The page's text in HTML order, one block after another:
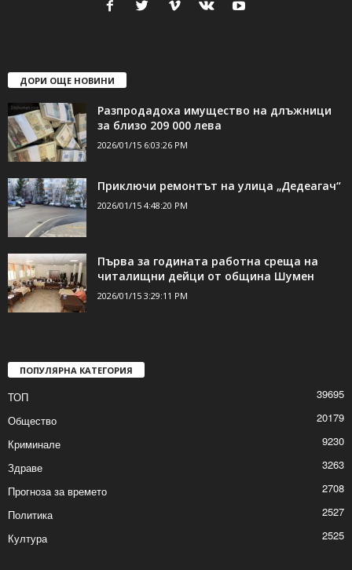
ДОРИ ОЩЕ НОВИНИ
Разпродадоха имущество на длъжници
за близо 209 000 лева
2026/01/15 6:03:26 PM
Приключи ремонтът на улица „Дедеагач“
2026/01/15 4:48:20 PM
Първа за годината работна среща на
читалищни дейци от община Шумен
2026/01/15 3:29:11 PM
ПОПУЛЯРНА КАТЕГОРИЯ
ТОП
39695
Общество
20179
Криминале
9230
Здраве
3263
Прогноза за времето
2708
Политика
2527
Култура
2525